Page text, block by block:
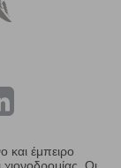
και έμπειρο
Οι